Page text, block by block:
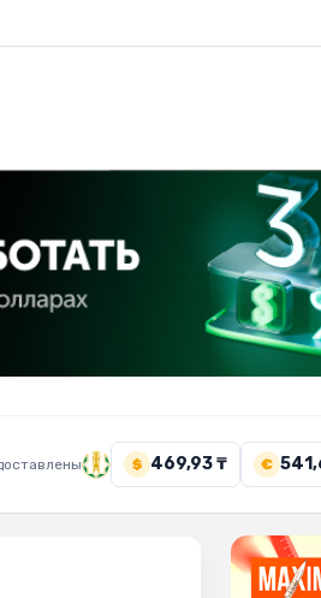
$ 469,93 ₸ €